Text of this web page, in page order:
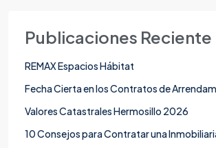
Publicaciones Reciente
REMAX Espacios Hábitat
Fecha Cierta en los Contratos de
Valores Catastrales Hermosillo 2026
10 Consejos para Contratar una